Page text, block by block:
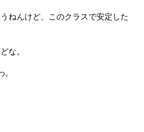
ねんけど、このクラスで安定した
な。